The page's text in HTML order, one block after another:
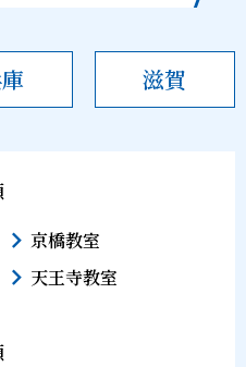
滋賀
京橋教室
天王寺教室